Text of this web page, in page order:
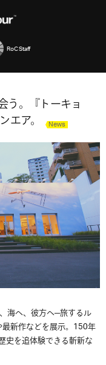
RoC Staff
う。『トーキョ
ア。 News
海へ、彼方へ─旅するル
新作などを展示。150年
史を追体験できる斬新な